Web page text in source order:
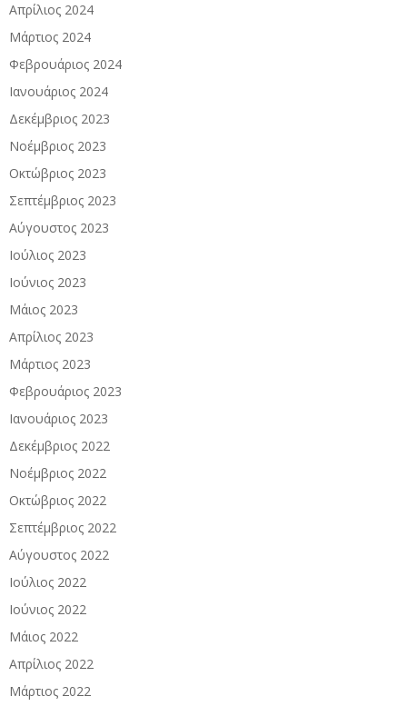
Απρίλιος 2024
Μάρτιος 2024
Φεβρουάριος 2024
Ιανουάριος 2024
Δεκέμβριος 2023
Νοέμβριος 2023
Οκτώβριος 2023
Σεπτέμβριος 2023
Αύγουστος 2023
Ιούλιος 2023
Ιούνιος 2023
Μάιος 2023
Απρίλιος 2023
Μάρτιος 2023
Φεβρουάριος 2023
Ιανουάριος 2023
Δεκέμβριος 2022
Νοέμβριος 2022
Οκτώβριος 2022
Σεπτέμβριος 2022
Αύγουστος 2022
Ιούλιος 2022
Ιούνιος 2022
Μάιος 2022
Απρίλιος 2022
Μάρτιος 2022